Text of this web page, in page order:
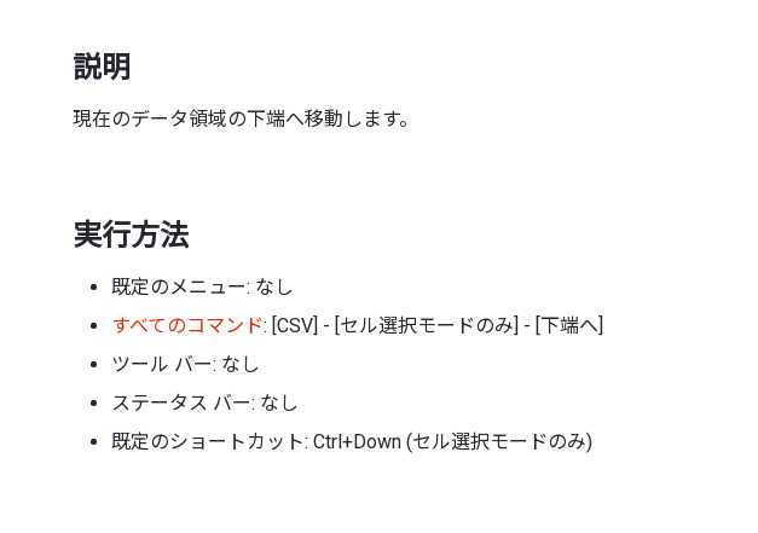
説明
現在のデータ領域の下端へ移動します。
実行方法
既定のメニュー: なし
すべてのコマンド: [CSV] - [セル選択モードのみ] - [下端へ]
ツール バー: なし
ステータス バー: なし
既定のショートカット: Ctrl+Down (セル選択モードのみ)